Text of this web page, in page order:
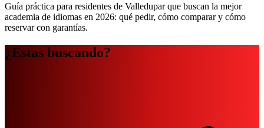
Guía práctica para residentes de Valledupar que buscan la mejor
academia de idiomas en 2026: qué pedir, cómo comparar y cómo
reservar con garantías.
¿Estas buscando?